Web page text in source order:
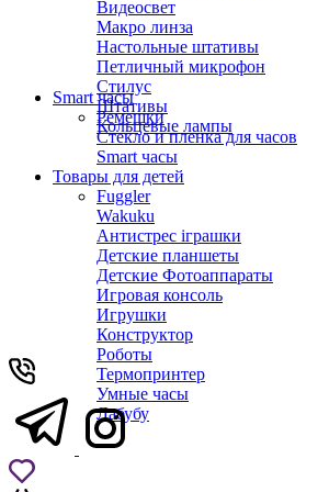
Видеосвет
Макро линза
Настольные штативы
Петличный микрофон
Стилус
Штативы
Кольцевые лампы
Smart часы
Ремешки
Стекло и пленка для часов
Smart часы
Товары для детей
Fuggler
Wakuku
Антистрес іграшки
Детские планшеты
Детские Фотоаппараты
Игровая консоль
Игрушки
Конструктор
Роботы
Термопринтер
Умные часы
Лабубу